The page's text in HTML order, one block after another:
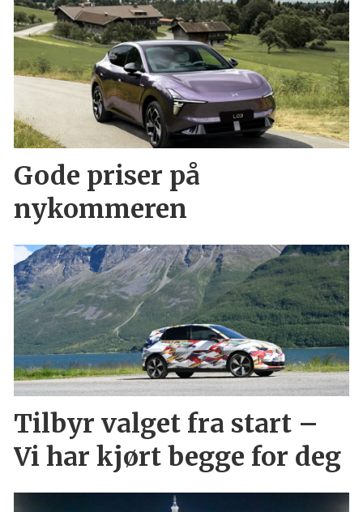
Gode priser på
nykommeren
Tilbyr valget fra start –
Vi har kjørt begge for deg